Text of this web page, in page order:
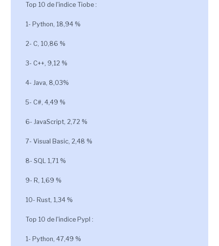
Top 10 de l'indice Tiobe :
1- Python, 18,94 %
2- C, 10,86 %
3- C++, 9,12 %
4- Java, 8,03%
5- C#, 4,49 %
6- JavaScript, 2,72 %
7- Visual Basic, 2,48 %
8- SQL 1,71 %
9- R, 1,69 %
10- Rust, 1,34 %
Top 10 de l'indice Pypl :
1- Python, 47,49 %